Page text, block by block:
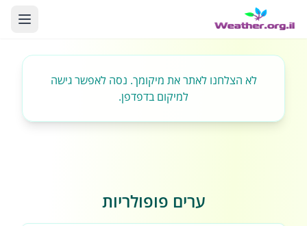
לא הצלחנו לאתר את מיקומך. נסה לאפשר גישה
למיקום בדפדפן.
ערים פופולריות